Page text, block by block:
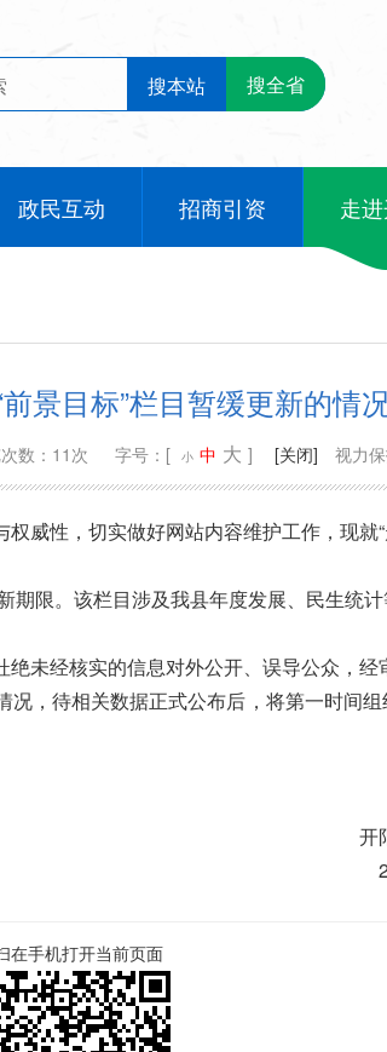
搜本站 搜全省
政民互动 招商引资 走
景目标”栏目暂缓更新的情
数：11次 字号：[ 小 中 大 ] [关闭] 视力保
威性，切实做好网站内容维护工作，现就
期限。该栏目涉及我县年度发展、民生统
未经核实的信息对外公开、误导公众，经
，待相关数据正式公布后，将第一时间组
府办
月8
在手机打开当前页面